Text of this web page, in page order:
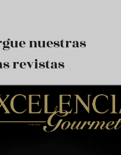
nuestras
revistas